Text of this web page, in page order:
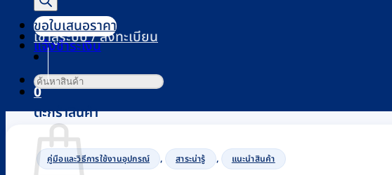
เข้าสู่ระบบ / ลงทะเบียน
0
ตะกร้าสินค้า
ขอใบเสนอราคา
แจ้งชำระเงิน
ค้นหา:
คู่มือและวิธีการใช้งานอุปกรณ์ , สาระน่ารู้ , แนะนำสินค้า